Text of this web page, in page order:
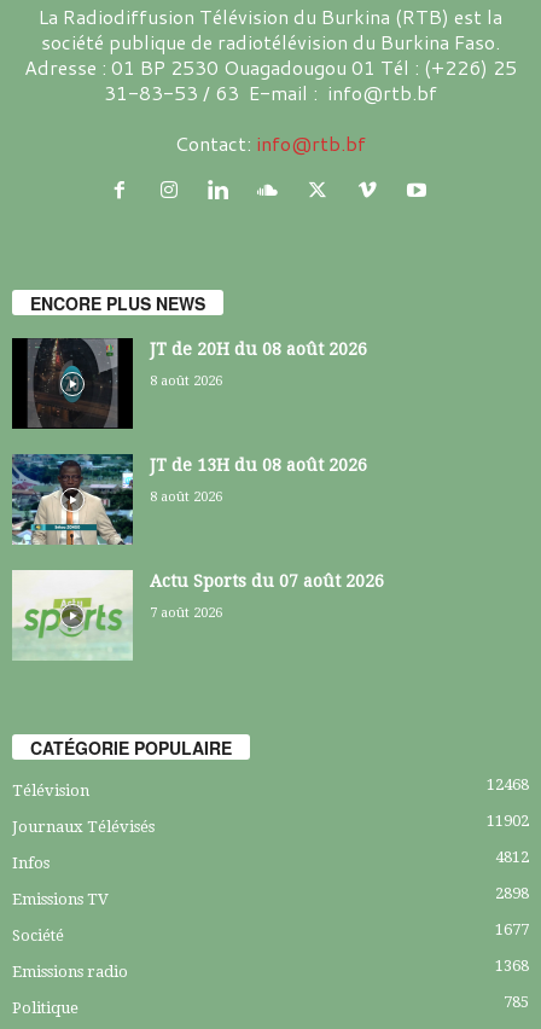
La Radiodiffusion Télévision du Burkina (RTB) est la
société publique de radiotélévision du Burkina Faso.
Adresse : 01 BP 2530 Ouagadougou 01 Tél : (+226) 25
31-83-53 / 63 E-mail : info@rtb.bf
Contact: info@rtb.bf
ENCORE PLUS NEWS
JT de 20H du 08 août 2026
8 août 2026
JT de 13H du 08 août 2026
8 août 2026
Actu Sports du 07 août 2026
7 août 2026
CATÉGORIE POPULAIRE
Télévision 12468
Journaux Télévisés 11902
Infos 4812
Emissions TV 2898
Société 1677
Emissions radio 1368
Politique 785